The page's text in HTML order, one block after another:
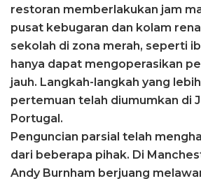
restoran memberlakukan jam
pusat kebugaran dan kolam
sekolah di zona merah, seperti
hanya dapat mengoperasikan
jauh. Langkah-langkah yang
pertemuan telah diumumkan di
Portugal.
Penguncian parsial telah
dari beberapa pihak. Di
Andy Burnham berjuang